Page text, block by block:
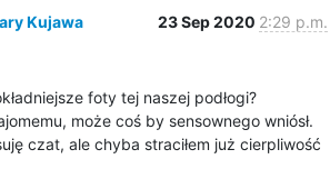
Kujawa 23 Sep 2020 2:29 p.m.
foty tej naszej podłogi?
może coś by sensownego wniósł.
czat, ale chyba straciłem już cierpliwość